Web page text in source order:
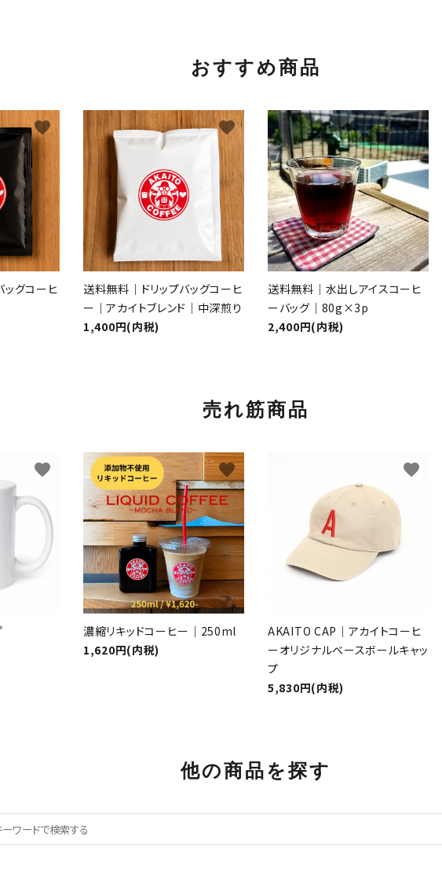
おすすめ商品
ッグコーヒ
favorite
送料無料｜ドリップバッグコーヒ
ー｜アカイトブレンド｜中深煎り
1,400円(内税)
favorite
送料無料｜水出しアイスコーヒ
ーバッグ｜80g×3p
2,400円(内税)
favorite
売れ筋商品
favorite
濃縮リキッドコーヒー｜250ml
1,620円(内税)
favorite
AKAITO CAP｜アカイトコーヒ
ーオリジナルベースボールキャッ
プ
5,830円(内税)
favorite
他の商品を探す